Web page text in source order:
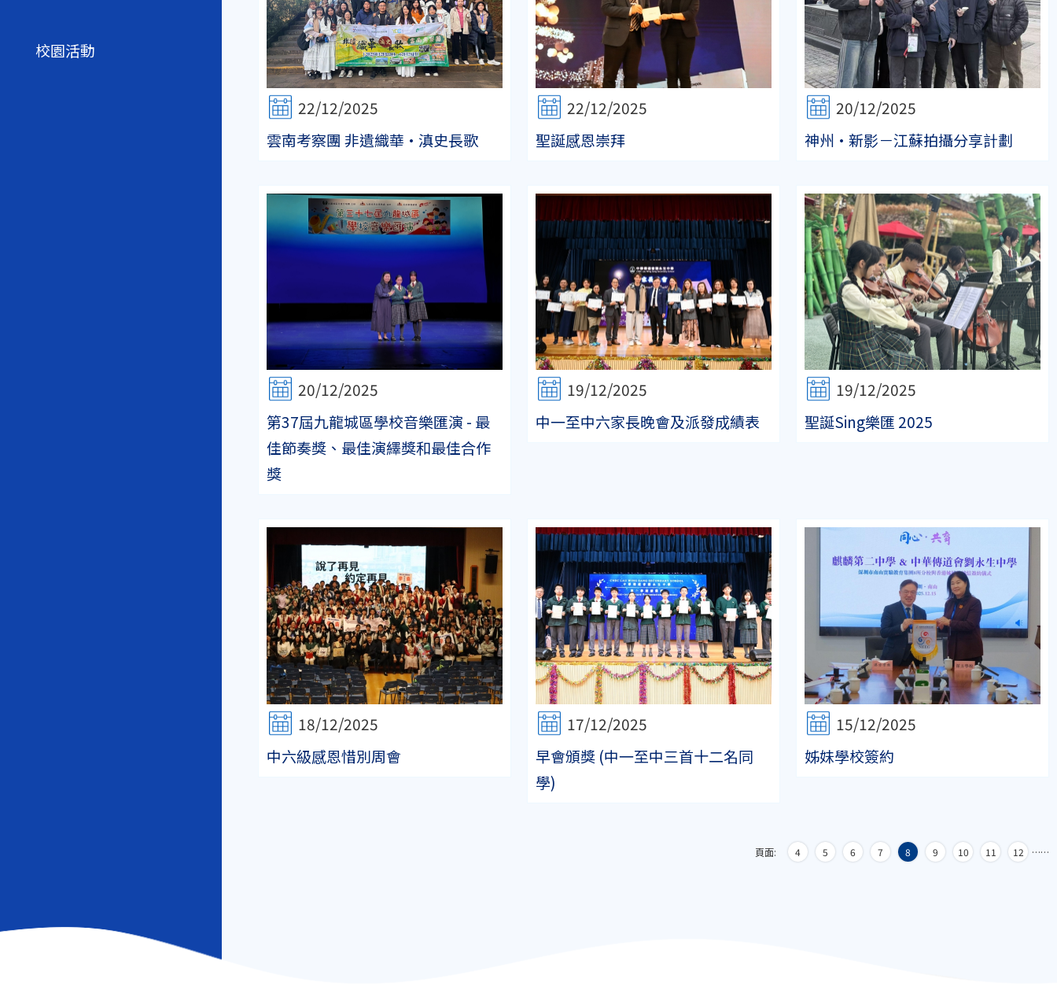
22/12/2025
雲南考察團 非遺織華·滇史長歌
22/12/2025
聖誕感恩崇拜
20/12/2025
神州·新影－江蘇拍攝分享計劃
20/12/2025
第37屆九龍城區學校音樂匯演 - 最
佳節奏獎、最佳演繹獎和最佳合作
獎
19/12/2025
中一至中六家長晚會及派發成績表
19/12/2025
聖誕Sing樂匯 2025
18/12/2025
中六級感恩惜別周會
17/12/2025
早會頒獎 (中一至中三首十二名同
學)
15/12/2025
姊妹學校簽約
頁面: …
4 5 6 7 8 9 10 11 12 …
校園活動